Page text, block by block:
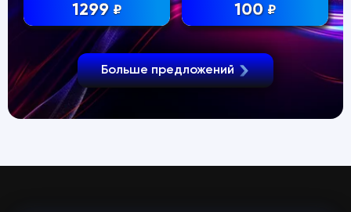
1299 ₽ 100 ₽
Больше предложений